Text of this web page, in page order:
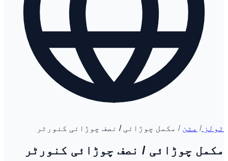
ٹولز/ متن / مکمل چوڑائی / نصف چوڑائی کنورٹر
مکمل چوڑائی / نصف چوڑائی کنورٹر